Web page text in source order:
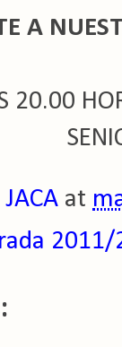
A
20.00
JACA at
2011/